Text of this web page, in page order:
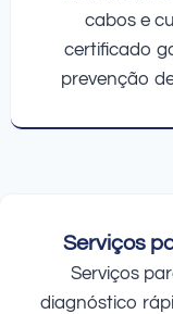
cabos e
certificado
prevenção
Serviços
Serviços
diagnóstico